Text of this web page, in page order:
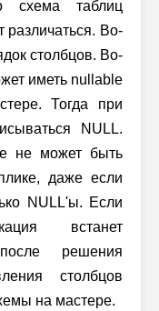
схема таблиц
различаться. Во-
столбцов. Во-
иметь nullable
Тогда при
NULL.
не может быть
даже если
NULL'ы. Если
встанет
решения
столбцов
на мастере.